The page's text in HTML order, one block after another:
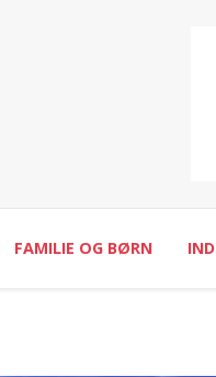
FAMILIE OG BØRN